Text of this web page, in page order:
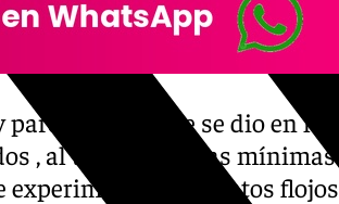
a la que se dio en la
, al tiempo que las mínimas
experimentarán vientos flojos